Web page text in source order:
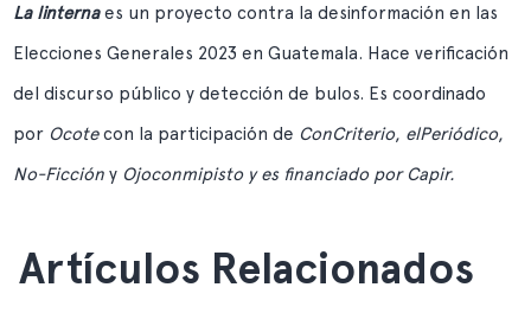
La linterna es un proyecto contra la desinformación en las
Elecciones Generales 2023 en Guatemala. Hace verificación
del discurso público y detección de bulos. Es coordinado
por Ocotecon la participación de ConCriterio, elPeriódico,
No-Ficción y Ojoconmipistoy es financiado por Capir.
Artículos Relacionados